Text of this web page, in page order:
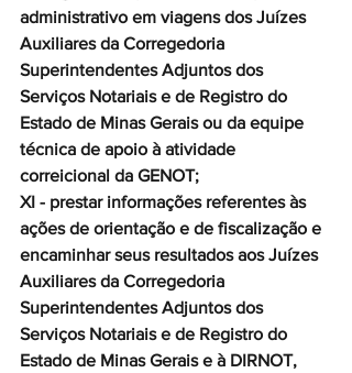
administrativo em viagens dos Juízes
Auxiliares da Corregedoria
Superintendentes Adjuntos dos
Serviços Notariais e de Registro do
Estado de Minas Gerais ou da equipe
técnica de apoio à atividade
correicional da GENOT;
XI - prestar informações referentes às
ações de orientação e de fiscalização e
encaminhar seus resultados aos Juízes
Auxiliares da Corregedoria
Superintendentes Adjuntos dos
Serviços Notariais e de Registro do
Estado de Minas Gerais e à DIRNOT,